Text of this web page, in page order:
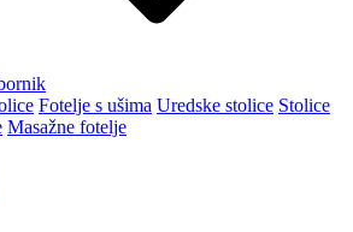
Fotelje s ušima Uredske stolice Stolice
Masažne fotelje